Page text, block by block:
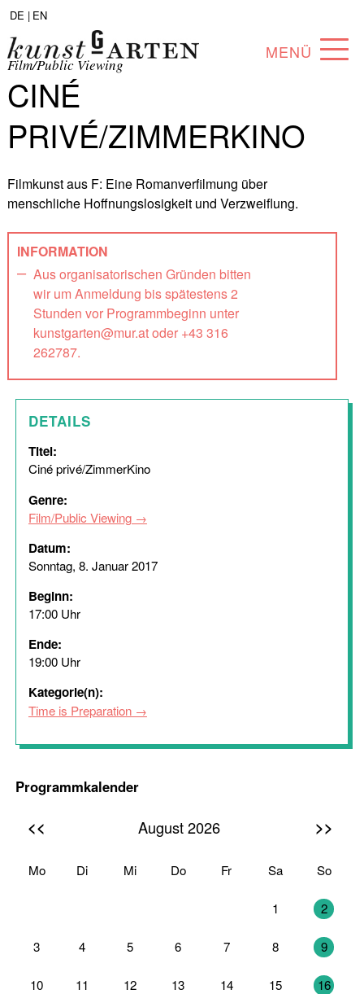
DE | EN
MENÜ
ABOUT
KÜNSTLER*INNEN
PARTNER*INNEN
ANGEBOTE
Film/Public Viewing
CINÉ
PRIVÉ/ZIMMERKINO
Filmkunst aus F: Eine Romanverfilmung über
menschliche Hoffnungslosigkeit und Verzweiflung.
INFORMATION
Aus organisatorischen Gründen bitten
wir um Anmeldung bis spätestens 2
Stunden vor Programmbeginn unter
kunstgarten@mur.at oder +43 316
262787.
DETAILS
Titel:
Ciné privé/ZimmerKino
Genre:
Film/Public Viewing
Datum:
Sonntag, 8. Januar 2017
Beginn:
17:00 Uhr
Ende:
19:00 Uhr
Kategorie(n):
Time is Preparation
Programmkalender
<< August 2026 >>
Mo Di Mi Do Fr Sa So
1 2
3 4 5 6 7 8 9
10 11 12 13 14 15 16